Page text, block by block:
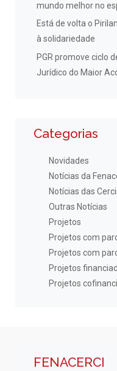
mundo melhor no
Está de volta o
à solidariedade
PGR promove ciclo
Jurídico do Maior
Categorias
Novidades
Notícias da
Notícias das
Outras Notícias
Projetos
Projetos com
Projetos com
Projetos
Projetos
FENACERCI